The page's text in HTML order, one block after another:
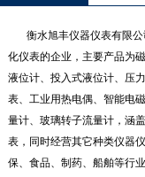
衡水旭丰仪器仪表有限公
化仪表的企业，主要产品为
液位计、投入式液位计、压
表、工业用热电偶、智能电
量计、玻璃转子流量计，涵
表，同时经营其它种类仪器
保、食品、制药、船舶等行
UB（A、B、C）
液位计